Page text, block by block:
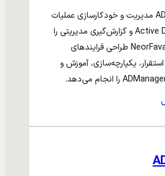
ADManager Plus مدیریت و خودکارسازی عملیات
روزمره Active Directory و گزارش‌گیری مدیریتی را
تسهیل می‌کند. NeorFava طراحی فرایندهای
یکپارچه‌سازی، آموزش و